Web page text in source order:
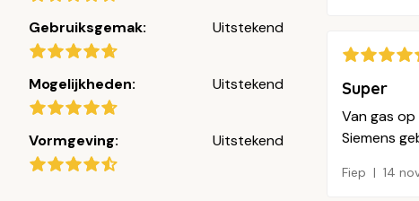
Gebruiksgemak: Uitstekend
Mogelijkheden: Uitstekend
Vormgeving: Uitstekend
Super
Van gas
Siemens
Fiep 14